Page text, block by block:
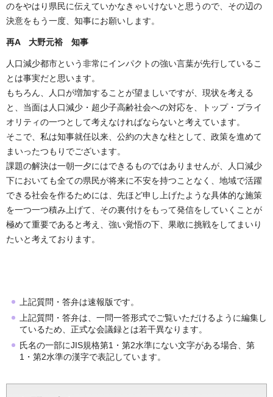
のをやはり県民に伝えていかなきゃいけないと思うので、その辺の
決意をもう一度、知事にお願いします。
再A 大野元裕 知事
人口減少都市という非常にインパクトの強い言葉が先行しているこ
とは事実だと思います。
もちろん、人口が増加することが望ましいですが、現状を考える
と、当面は人口減少・超少子高齢社会への対応を、トップ・プライ
オリティの一つとして考えなければならないと考えています。
そこで、私は知事就任以来、公約の大きな柱として、政策を進めて
まいったつもりでございます。
課題の解決は一朝一夕にはできるものではありませんが、人口減少
下においても全ての県民が将来に不安を持つことなく、地域で活躍
できる社会を作るためには、先ほど申し上げたような具体的な施策
を一つ一つ積み上げて、その裏付けをもって発信をしていくことが
極めて重要であると考え、強い覚悟の下、果敢に挑戦をしてまいり
たいと考えております。
上記質問・答弁は速報版です。
上記質問・答弁は、一問一答形式でご覧いただけるように編集し
ているため、正式な会議録とは若干異なります。
氏名の一部にJIS規格第1・第2水準にない文字がある場合、第
1・第2水準の漢字で表記しています。